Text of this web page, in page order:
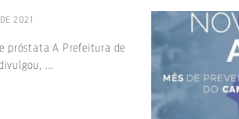
2021
próstata A Prefeitura de
...